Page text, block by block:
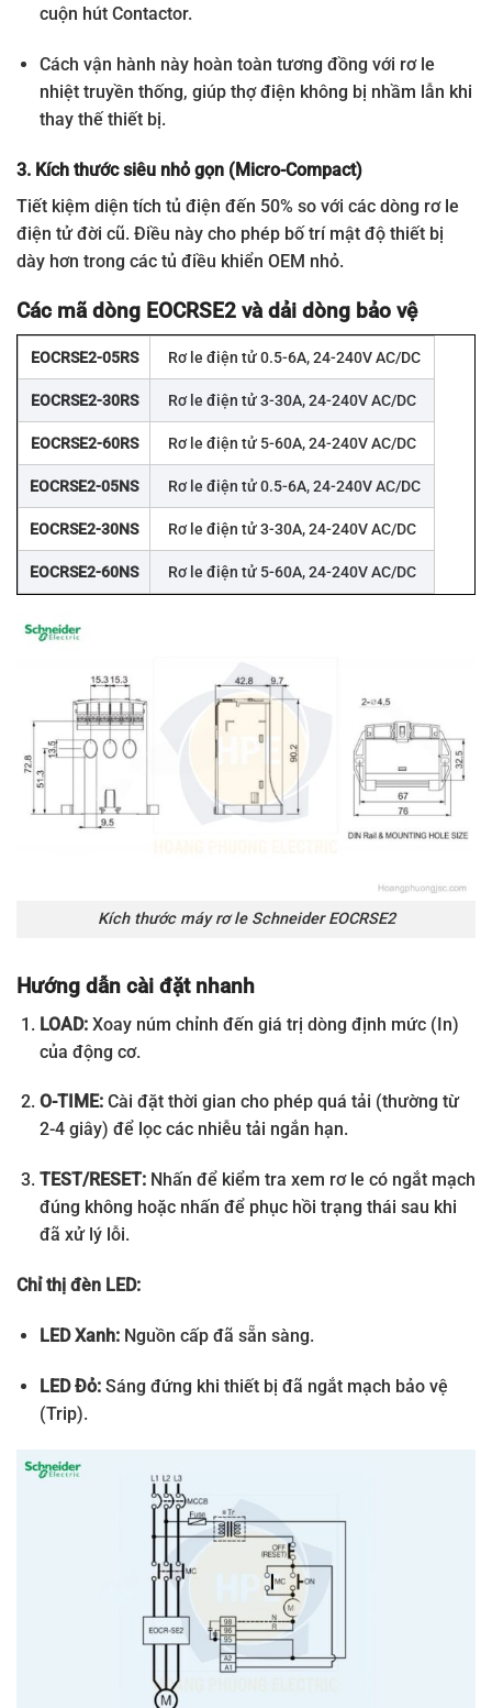
cuộn hút Contactor.
Cách vận hành này hoàn toàn tương đồng với rơ le
nhiệt truyền thống, giúp thợ điện không bị nhầm lẫn khi
thay thế thiết bị.
3. Kích thước siêu nhỏ gọn (Micro-Compact)
Tiết kiệm diện tích tủ điện đến 50% so với các dòng rơ le
điện tử đời cũ. Điều này cho phép bố trí mật độ thiết bị
dày hơn trong các tủ điều khiển OEM nhỏ.
Các mã dòng EOCRSE2 và dải dòng bảo vệ
EOCRSE2-05RS Rơ le điện tử 0.5-6A, 24-240V AC/DC
EOCRSE2-30RS Rơ le điện tử 3-30A, 24-240V AC/DC
EOCRSE2-60RS Rơ le điện tử 5-60A, 24-240V AC/DC
EOCRSE2-05NS Rơ le điện tử 0.5-6A, 24-240V AC/DC
EOCRSE2-30NS Rơ le điện tử 3-30A, 24-240V AC/DC
EOCRSE2-60NS Rơ le điện tử 5-60A, 24-240V AC/DC
Kích thước máy rơ le Schneider EOCRSE2
Hướng dẫn cài đặt nhanh
LOAD:Xoay núm chỉnh đến giá trị dòng định mức (In)
của động cơ.
O-TIME:Cài đặt thời gian cho phép quá tải (thường từ
2-4 giây) để lọc các nhiễu tải ngắn hạn.
TEST/RESET:Nhấn để kiểm tra xem rơ le có ngắt mạch
đúng không hoặc nhấn để phục hồi trạng thái sau khi
đã xử lý lỗi.
Chỉ thị đèn LED:
LED Xanh:Nguồn cấp đã sẵn sàng.
LED Đỏ:Sáng đứng khi thiết bị đã ngắt mạch bảo vệ
(Trip).